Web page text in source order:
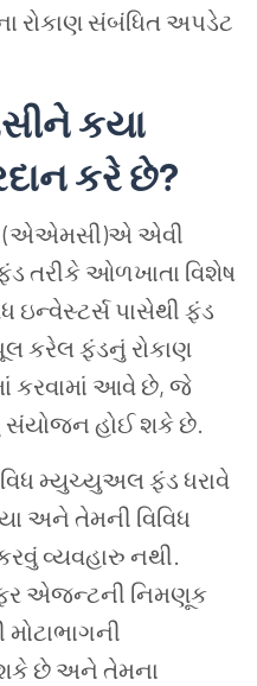
રોકાણ સંબંધિત અપડેટ
કયા
કરે છે?
એવી
ઓળખાતા વિશેષ
ઇન્વેસ્ટર્સ પાસેથી ફંડ
કરેલ ફંડનું રોકાણ
કરવામાં આવે છે, જે
સંયોજન હોઈ શકે છે.
મ્યુચ્યુઅલ ફંડ ધરાવે
અને તેમની વિવિધ
વ્યવહારુ નથી.
એજન્ટની નિમણૂક
છે અને તેમના